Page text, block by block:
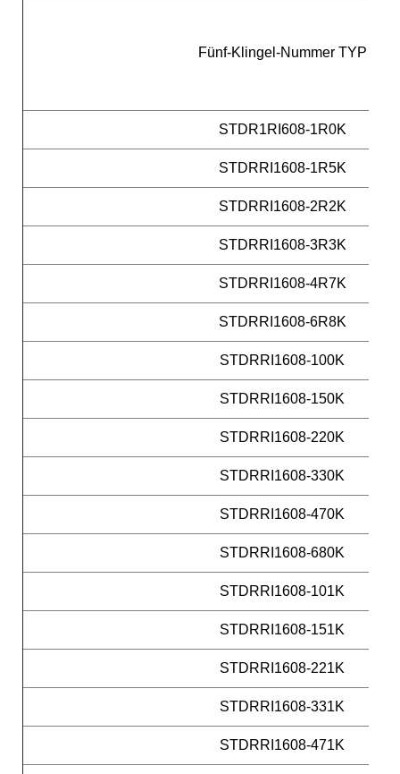
Fünf-Klingel-Nummer TYP
STDR1RI608-1R0K
STDRRI1608-1R5K
STDRRI1608-2R2K
STDRRI1608-3R3K
STDRRI1608-4R7K
STDRRI1608-6R8K
STDRRI1608-100K
STDRRI1608-150K
STDRRI1608-220K
STDRRI1608-330K
STDRRI1608-470K
STDRRI1608-680K
STDRRI1608-101K
STDRRI1608-151K
STDRRI1608-221K
STDRRI1608-331K
STDRRI1608-471K